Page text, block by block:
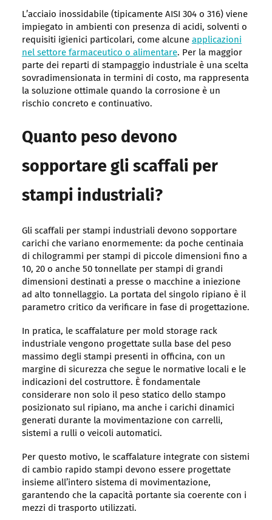
L’acciaio inossidabile (tipicamente AISI 304 o 316) viene
impiegato in ambienti con presenza di acidi, solventi o
requisiti igienici particolari, come alcune applicazioni
nel settore farmaceutico o alimentare. Per la maggior
parte dei reparti di stampaggio industriale è una scelta
sovradimensionata in termini di costo, ma rappresenta
la soluzione ottimale quando la corrosione è un
rischio concreto e continuativo.
Quanto peso devono
sopportare gli scaffali per
stampi industriali?
Gli scaffali per stampi industriali devono sopportare
carichi che variano enormemente: da poche centinaia
di chilogrammi per stampi di piccole dimensioni fino a
10, 20 o anche 50 tonnellate per stampi di grandi
dimensioni destinati a presse o macchine a iniezione
ad alto tonnellaggio. La portata del singolo ripiano è il
parametro critico da verificare in fase di progettazione.
In pratica, le scaffalature per mold storage rack
industriale vengono progettate sulla base del peso
massimo degli stampi presenti in officina, con un
margine di sicurezza che segue le normative locali e le
indicazioni del costruttore. È fondamentale
considerare non solo il peso statico dello stampo
posizionato sul ripiano, ma anche i carichi dinamici
generati durante la movimentazione con carrelli,
sistemi a rulli o veicoli automatici.
Per questo motivo, le scaffalature integrate con sistemi
di cambio rapido stampi devono essere progettate
insieme all’intero sistema di movimentazione,
garantendo che la capacità portante sia coerente con i
mezzi di trasporto utilizzati.